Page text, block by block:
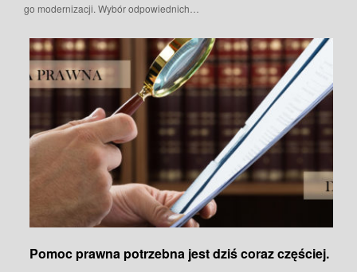
go modernizacji. Wybór odpowiednich…
Pomoc prawna potrzebna jest dziś coraz częściej.